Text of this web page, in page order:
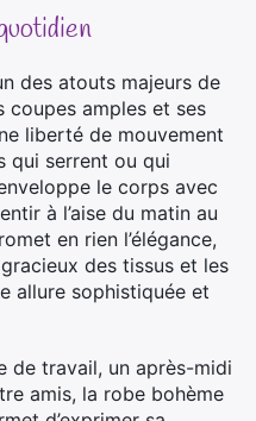
des atouts majeurs de
coupes amples et ses
liberté de mouvement
qui serrent ou qui
le corps avec
à l’aise du matin au
en rien l’élégance,
des tissus et les
allure sophistiquée et
de travail, un après-midi
amis, la robe bohème